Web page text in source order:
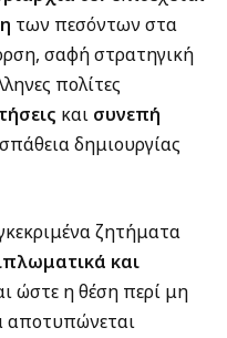
των πεσόντων στα
σαφή στρατηγική
πολίτες
και συνεπή
δημιουργίας
ζητήματα
και
ώστε η θέση περί μη
αποτυπώνεται